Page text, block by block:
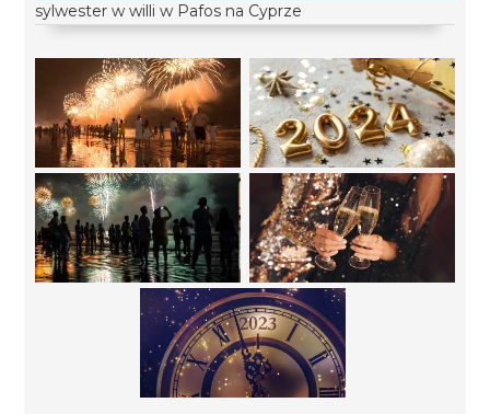
sylwester w willi w Pafos na Cyprze